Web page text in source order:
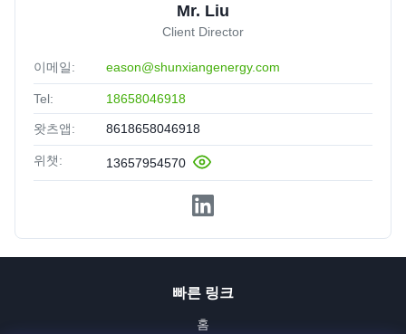
Mr. Liu
Client Director
이메일: eason@shunxiangenergy.com
Tel: 18658046918
왓츠앱: 8618658046918
위챗: 13657954570
빠른 링크
홈